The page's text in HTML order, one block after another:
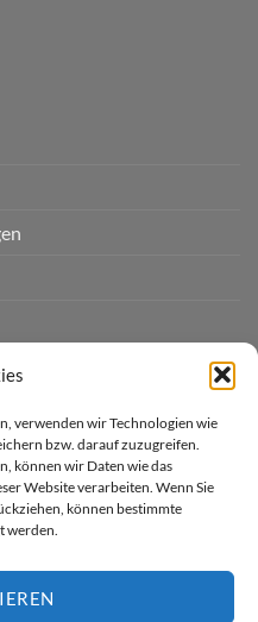
verwenden wir Technologien wie
bzw. darauf zuzugreifen.
können wir Daten wie das
Website verarbeiten. Wenn Sie
können bestimmte
werden.